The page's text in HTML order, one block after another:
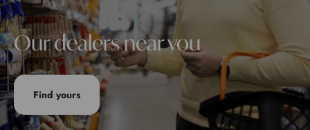
Our dealers near you
Find yours